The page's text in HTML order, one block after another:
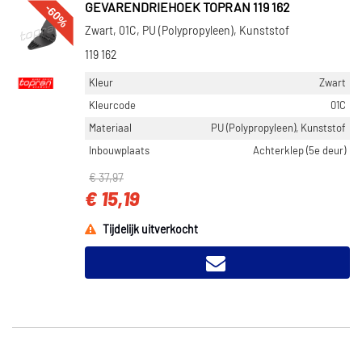
-60% GEVARENDRIEHOEK TOPRAN 119 162
Zwart, 01C, PU (Polypropyleen), Kunststof
119 162
Kleur
Zwart
Kleurcode
01C
Materiaal
PU (Polypropyleen), Kunststof
Inbouwplaats
Achterklep (5e deur)
€ 37,97
€ 15,19
Tijdelijk uitverkocht